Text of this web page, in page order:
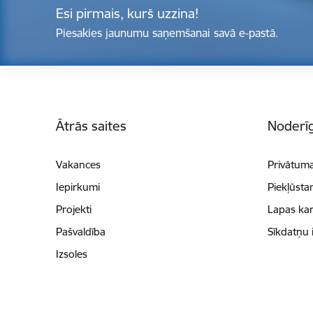
Esi pirmais, kurš uzzina!
Piesakies jaunumu saņemšanai savā e-pastā.
Ātrās saites
Vakances
Iepirkumi
Projekti
Pašvaldība
Izsoles
Lapas
Sīkdatņu